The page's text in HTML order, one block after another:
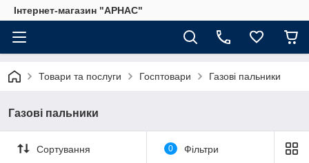
Інтернет-магазин "АРНАС"
Товари та послуги Госптовари Газові пальники
Газові пальники
Сортування 0 Фільтри